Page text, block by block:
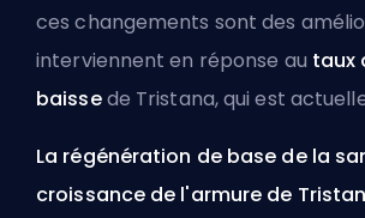
ces changements sont des
interviennent en réponse au taux
baissede Tristana, qui est
La régénération de base de la
croissance de l'armure de